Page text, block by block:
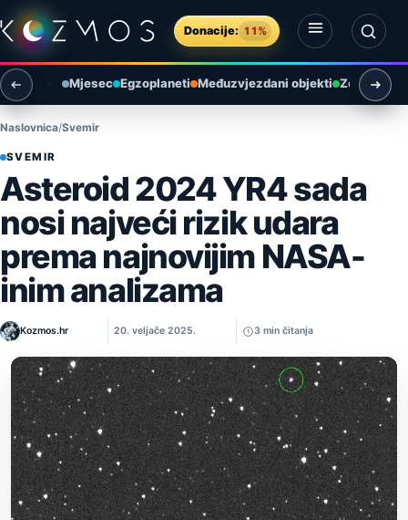
Preskoči na sadržaj
Donacije: 11%
Otvori izbornik
Otvori pretragu
Mjesec Egzoplaneti Međuzvjezdani objekti Zemlja i
Naslovnica Svemir
SVEMIR
Asteroid 2024 YR4 sada
nosi najveći rizik udara
prema najnovijim NASA-
inim analizama
Kozmos.hr 20. veljače 2025. 3 min čitanja